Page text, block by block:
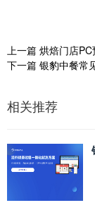
上一篇 烘焙门店
下一篇 银豹中餐常
相关推荐